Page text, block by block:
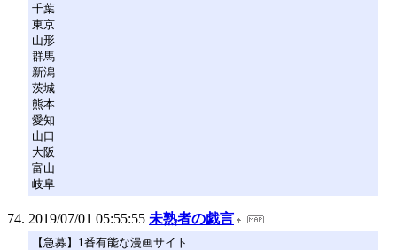
千葉
東京
山形
群馬
新潟
茨城
熊本
愛知
山口
大阪
富山
岐阜
2019/07/01 05:55:55 未熟者の戯言
【急募】1番有能な漫画サイト